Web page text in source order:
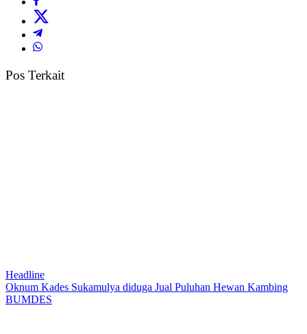
Pos Terkait
Headline
Oknum Kades Sukamulya diduga Jual Puluhan Hewan Kambing
BUMDES